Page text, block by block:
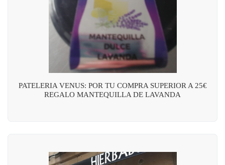
PATELERIA VENUS: POR TU COMPRA SUPERIOR A 25€
REGALO MANTEQUILLA DE LAVANDA